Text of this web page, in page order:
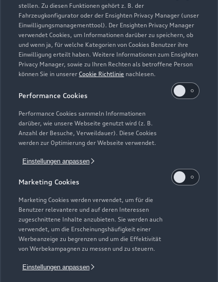
stellen. Zu diesen Funktionen gehört z. B. der
Fahrzeugkonfigurator oder der Ensighten Privacy Manager (unser
Einwilligungsmanagementtool). Der Ensighten Privacy Manager
verwendet Cookies, um Informationen darüber zu speichern, ob
und wenn ja, für welche Kategorien von Cookies Benutzer ihre
Einwilligung erteilt haben. Weitere Informationen zum Ensighten
Privacy Manager, sowie zu Ihren Rechten als betroffene Person
können Sie in unserer Cookie Richtlinie nachlesen.
Performance Cookies
Performance Cookies sammeln Informationen
darüber, wie unsere Webseite genutzt wird (z. B.
Anzahl der Besuche, Verweildauer). Diese Cookies
werden zur Optimierung der Webseite verwendet.
Einstellungen anpassen
Marketing Cookies
Marketing Cookies werden verwendet, um für die
Benutzer relevantere und auf deren Interessen
zugeschnittene Inhalte anzubieten. Sie werden auch
verwendet, um die Erscheinungshäufigkeit einer
Werbeanzeige zu begrenzen und um die Effektivität
von Werbekampagnen zu messen und zu steuern.
Einstellungen anpassen
Zur Inspektion
Zurück nach oben
Modelle
Alle Modelle
Modelle vergleichen
Elektromodelle
Kaufen & leasen